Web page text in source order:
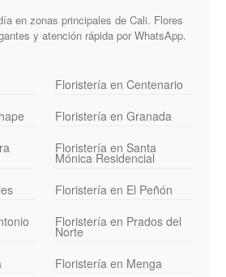
en zonas principales de Cali. Flores
y atención rápida por WhatsApp.
Floristería en Centenario
Floristería en Granada
Floristería en Santa
Mónica Residencial
Floristería en El Peñón
Floristería en Prados del
Norte
Floristería en Menga